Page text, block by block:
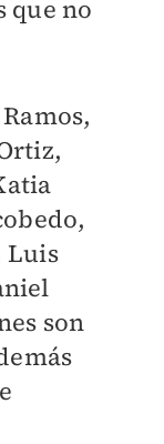
que no
Luis
son